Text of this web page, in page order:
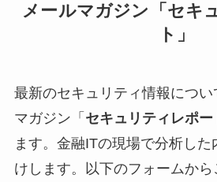
メールマガジン「セキ
ト」
最新のセキュリティ情報につ
マガジン「 セキュリティレポー
ます。金融ITの現場で分析し
けします。以下のフォームから